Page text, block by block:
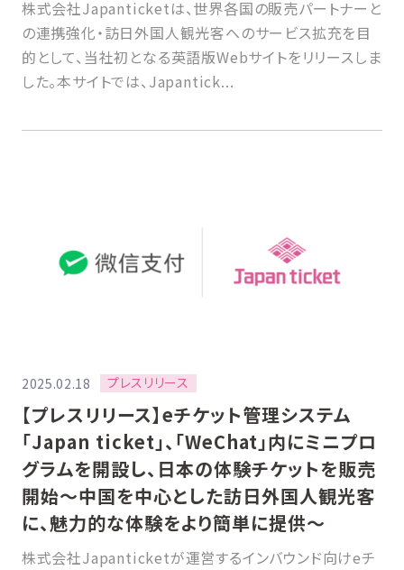
株式会社Japanticketは、世界各国の販売パートナーと
の連携強化・訪日外国人観光客へのサービス拡充を目
的として、当社初となる英語版Webサイトをリリースしま
した。本サイトでは、Japantick...
2025.02.18 プレスリリース
【プレスリリース】eチケット管理システム
「Japan ticket」、「WeChat」内にミニプロ
グラムを開設し、日本の体験チケットを販売
開始〜中国を中心とした訪日外国人観光客
に、魅力的な体験をより簡単に提供〜
株式会社Japanticketが運営するインバウンド向けeチ